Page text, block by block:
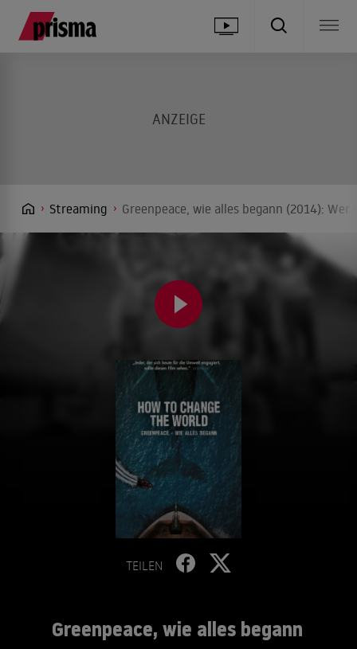
Streaming Greenpeace, wie alles begann (2014):
TEILEN
Greenpeace, wie alles begann